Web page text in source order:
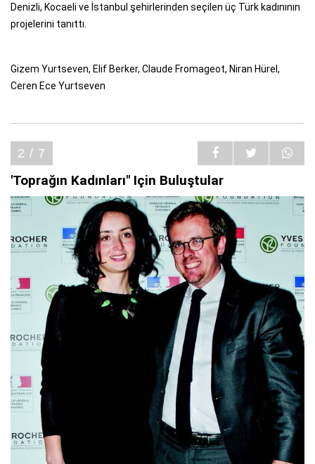
Denizli, Kocaeli ve İstanbul şehirlerinden seçilen üç Türk kadınının
projelerini tanıttı.
Gizem Yurtseven, Elif Berker, Claude Fromageot, Niran Hürel,
Ceren Ece Yurtseven
2 / 7
'Toprağın Kadınları" Için Buluştular